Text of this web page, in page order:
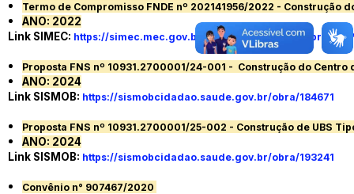
Termo de Compromisso FNDE nº 202141956/2022 - Construção
ANO: 2022
Link SIMEC: https://simec.mec.gov.br/painelObras/
Proposta FNS nº 10931.2700001/24-001 - Construção do Centro
ANO: 2024
Link SISMOB: https://sismobcidadao.saude.gov.br/obra/184671
Proposta FNS nº 10931.2700001/25-002 - Construção de UBS
ANO: 2024
Link SISMOB: https://sismobcidadao.saude.gov.br/obra/193241
Convênio n° 907467/2020